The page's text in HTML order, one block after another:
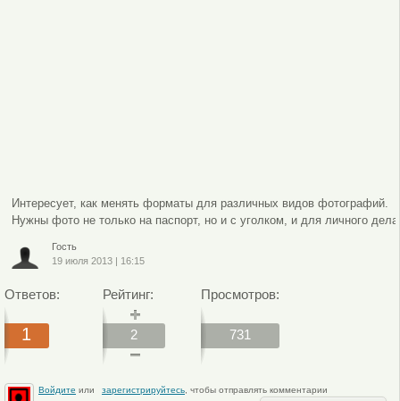
Интересует, как менять форматы для различных видов фотографий.
Нужны фото не только на паспорт, но и с уголком, и для личного
Гость
19 июля 2013| 16:15
Ответов:
1
Рейтинг:
2
Просмотров:
731
Войдите или зарегистрируйтесь, чтобы отправлять комментарии